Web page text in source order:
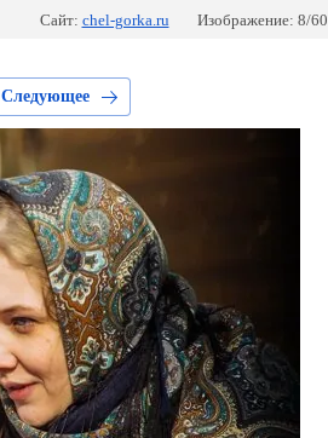
Сайт: chel-gorka.ru Изображение: 8/60
Следующее